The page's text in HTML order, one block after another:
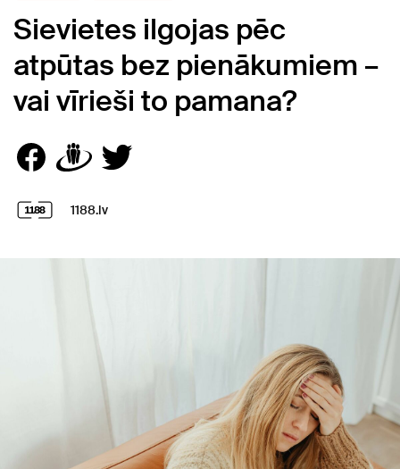
Sievietes ilgojas pēc
atpūtas bez pienākumiem –
vai vīrieši to pamana?
1188.lv